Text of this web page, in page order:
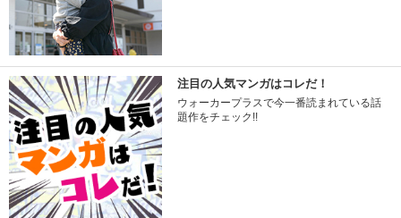
注目の人気マンガはコレだ！
ウォーカープラスで今一番読まれている話
題作をチェック!!